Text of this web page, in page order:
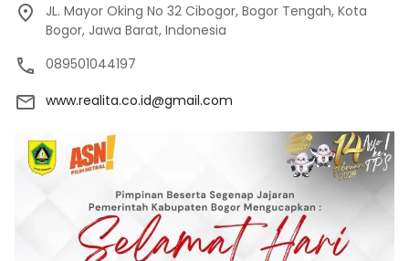
JL. Mayor Oking No 32 Cibogor, Bogor Tengah, Kota
Bogor, Jawa Barat, Indonesia
089501044197
www.realita.co.id@gmail.com